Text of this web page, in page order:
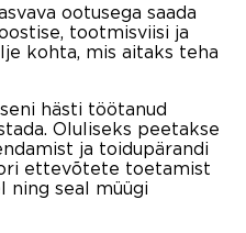
ootusega saada
tootmisviisi ja
kohta, mis aitaks teha
hästi töötanud
Oluliseks peetakse
ja toidupärandi
ettevõtete toetamist
ning seal müügi